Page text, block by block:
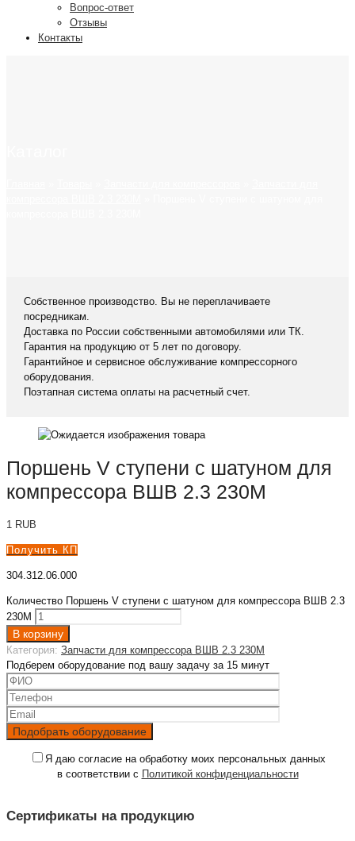
Вопрос-ответ
Отзывы
Контакты
Собственное производство. Вы не переплачиваете
посредникам.
Доставка по России собственными автомобилями или ТК.
Гарантия на продукцию от 5 лет по договору.
Гарантийное и сервисное обслуживание компрессорного
оборудования.
Поэтапная система оплаты на расчетный счет.
Поршень V ступени с шатуном для
компрессора ВШВ 2.3 230М
1 RUB
Получить КП
304.312.06.000
Количество Поршень V ступени с шатуном для компрессора ВШВ 2.3
230М
В корзину
Категория: Запчасти для компрессора ВШВ 2.3 230М
Подберем оборудование под вашу задачу за 15 минут
Я даю согласие на обработку моих персональных данных
в соответствии с Политикой конфиденциальности
Сертификаты на продукцию